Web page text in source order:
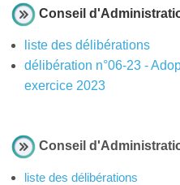
Conseil
liste des délibérations
délibération n°06-23 -
exercice 2023
Conseil
liste des délibérations